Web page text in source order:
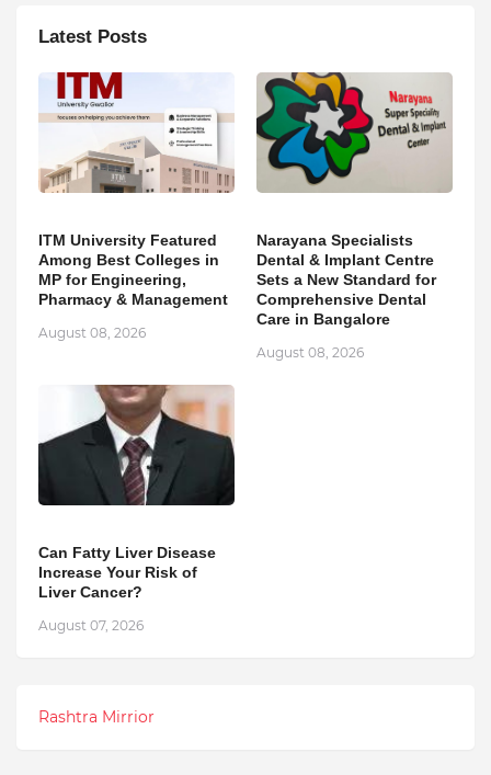
Latest Posts
ITM University Featured
Among Best Colleges in
MP for Engineering,
Pharmacy & Management
August 08, 2026
Narayana Specialists
Dental & Implant Centre
Sets a New Standard for
Comprehensive Dental
Care in Bangalore
August 08, 2026
Can Fatty Liver Disease
Increase Your Risk of
Liver Cancer?
August 07, 2026
Rashtra Mirrior